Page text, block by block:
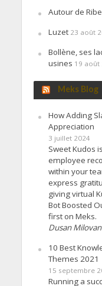
Autour de
Luzet 23 août
Bollène, ses
usines 19 août
Meks Blog
How Adding
Appreciation
3 juillet 2024
Sweet Kudos
employee
within your
express
giving virtual
Bot Boosted
first on Meks.
Dusan
10 Best
Themes 2021
15 septembre
Running a